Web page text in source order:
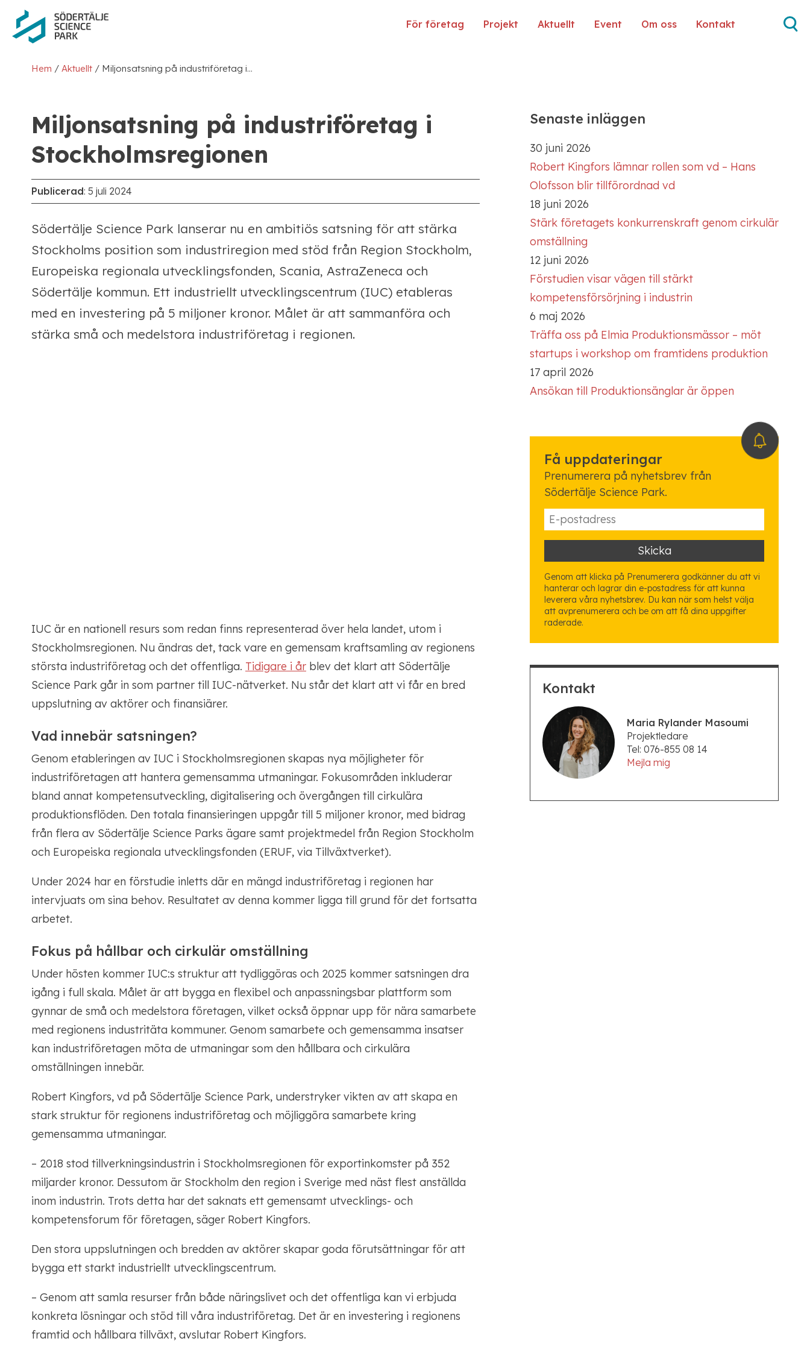
För företag Projekt Aktuellt Event Om oss Kontakt
Hem / Aktuellt / Miljonsatsning på industriföretag i Stockholmsregionen
Miljonsatsning på industriföretag i
Stockholmsregionen
Publicerad: 5 juli 2024
Södertälje Science Park lanserar nu en ambitiös satsning för att stärka
Stockholms position som industriregion med stöd från Region Stockholm,
Europeiska regionala utvecklingsfonden, Scania, AstraZeneca och
Södertälje kommun. Ett industriellt utvecklingscentrum (IUC) etableras
med en investering på 5 miljoner kronor. Målet är att sammanföra och
stärka små och medelstora industriföretag i regionen.
IUC är en nationell resurs som redan finns representerad över hela landet, utom i
Stockholmsregionen. Nu ändras det, tack vare en gemensam kraftsamling av regionens
största industriföretag och det offentliga. Tidigare i år blev det klart att Södertälje
Science Park går in som partner till IUC-nätverket. Nu står det klart att vi får en bred
uppslutning av aktörer och finansiärer.
Vad innebär satsningen?
Genom etableringen av IUC i Stockholmsregionen skapas nya möjligheter för
industriföretagen att hantera gemensamma utmaningar. Fokusområden inkluderar
bland annat kompetensutveckling, digitalisering och övergången till cirkulära
produktionsflöden. Den totala finansieringen uppgår till 5 miljoner kronor, med bidrag
från flera av Södertälje Science Parks ägare samt projektmedel från Region Stockholm
och Europeiska regionala utvecklingsfonden (ERUF, via Tillväxtverket).
Under 2024 har en förstudie inletts där en mängd industriföretag i regionen har
intervjuats om sina behov. Resultatet av denna kommer ligga till grund för det fortsatta
arbetet.
Fokus på hållbar och cirkulär omställning
Under hösten kommer IUC:s struktur att tydliggöras och 2025 kommer satsningen dra
igång i full skala. Målet är att bygga en flexibel och anpassningsbar plattform som
gynnar de små och medelstora företagen, vilket också öppnar upp för nära samarbete
med regionens industritäta kommuner. Genom samarbete och gemensamma insatser
kan industriföretagen möta de utmaningar som den hållbara och cirkulära
omställningen innebär.
Robert Kingfors, vd på Södertälje Science Park, understryker vikten av att skapa en
stark struktur för regionens industriföretag och möjliggöra samarbete kring
gemensamma utmaningar.
– 2018 stod tillverkningsindustrin i Stockholmsregionen för exportinkomster på 352
miljarder kronor. Dessutom är Stockholm den region i Sverige med näst flest anställda
inom industrin. Trots detta har det saknats ett gemensamt utvecklings- och
kompetensforum för företagen, säger Robert Kingfors.
Den stora uppslutningen och bredden av aktörer skapar goda förutsättningar för att
bygga ett starkt industriellt utvecklingscentrum.
– Genom att samla resurser från både näringslivet och det offentliga kan vi erbjuda
konkreta lösningar och stöd till våra industriföretag. Det är en investering i regionens
framtid och hållbara tillväxt, avslutar Robert Kingfors.
Senaste inläggen
30 juni 2026
Robert Kingfors lämnar rollen som vd – Hans
Olofsson blir tillförordnad vd
18 juni 2026
Stärk företagets konkurrenskraft genom cirkulär
omställning
12 juni 2026
Förstudien visar vägen till stärkt
kompetensförsörjning i industrin
6 maj 2026
Träffa oss på Elmia Produktionsmässor – möt
startups i workshop om framtidens produktion
17 april 2026
Ansökan till Produktionsänglar är öppen
Få uppdateringar
Prenumerera på nyhetsbrev från
Södertälje Science Park.
Genom att klicka på Prenumerera godkänner du att vi
hanterar och lagrar din e-postadress för att kunna
leverera våra nyhetsbrev. Du kan när som helst välja
att avprenumerera och be om att få dina uppgifter
raderade.
Kontakt
Maria Rylander Masoumi
Projektledare
Tel: 076-855 08 14
Mejla mig